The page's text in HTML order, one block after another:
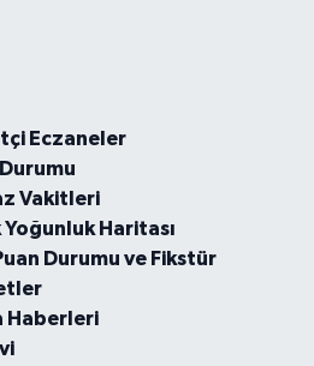
Eczaneler
Vakitleri
Yoğunluk Haritası
Durumu ve Fikstür
Haberleri